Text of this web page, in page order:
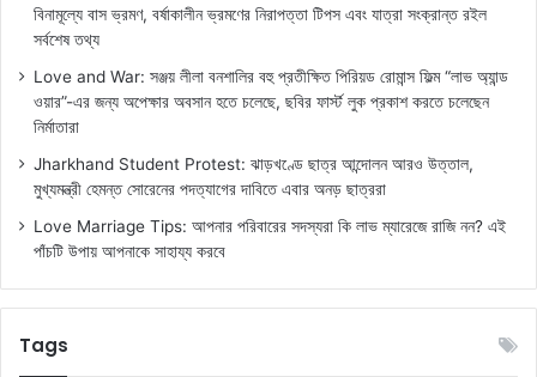
বিনামূল্যে বাস ভ্রমণ, বর্ষাকালীন ভ্রমণের নিরাপত্তা টিপস এবং যাত্রা সংক্রান্ত রইল
সর্বশেষ তথ্য
Love and War: সঞ্জয় লীলা বনশালির বহু প্রতীক্ষিত পিরিয়ড রোমান্স ফিল্ম “লাভ অ্যান্ড
ওয়ার”-এর জন্য অপেক্ষার অবসান হতে চলেছে, ছবির ফার্স্ট লুক প্রকাশ করতে চলেছেন
নির্মাতারা
Jharkhand Student Protest: ঝাড়খণ্ডে ছাত্র আন্দোলন আরও উত্তাল,
মুখ্যমন্ত্রী হেমন্ত সোরেনের পদত্যাগের দাবিতে এবার অনড় ছাত্ররা
Love Marriage Tips: আপনার পরিবারের সদস্যরা কি লাভ ম্যারেজে রাজি নন? এই
পাঁচটি উপায় আপনাকে সাহায্য করবে
Tags